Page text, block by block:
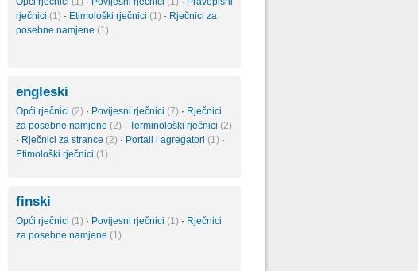
rječnici (1) · Etimološki rječnici (1) · Rječnici za
posebne namjene (1)
engleski
Opći rječnici (2) · Povijesni rječnici (7) · Rječnici
za posebne namjene (2) · Terminološki rječnici (2)
· Rječnici za strance (2) · Portali i agregatori (1) ·
Etimološki rječnici (1)
finski
Opći rječnici (1) · Povijesni rječnici (1) · Rječnici
za posebne namjene (1)